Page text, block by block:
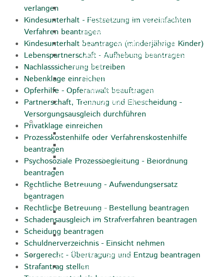
Pflegewohnhaus Haus Kielwein
Seniorenzentrum Heubach
VDK Ortsverband Heubach
Ökumenische Nachbarschaftshilfe
Heubach
Förderverein Altenhilfe Heubach e.V.
Seniorenwohnanlage Haus Hohgarten
Bischof Sproll Haus
Familie
Familienbüro
Sozialpädagogische Familienberatung
Kinderfest
Ferienprogramm
Jugend
Jugendbüro
Stadtjugendring
JIL
Betreuung & Bildung
Kindertagesstätten
verlangen
Kindesunterhalt - Festsetzung im vereinfachten
Verfahren beantragen
Kindesunterhalt beantragen (minderjährige Kinder)
Lebenspartnerschaft - Aufhebung beantragen
Nachlasssicherung betreiben
Nebenklage einreichen
Opferhilfe - Opferanwalt beauftragen
Partnerschaft, Trennung und Ehescheidung -
Versorgungsausgleich durchführen
Privatklage einreichen
Prozesskostenhilfe oder Verfahrenskostenhilfe
beantragen
Psychosoziale Prozessbegleitung - Beiordnung
beantragen
Rechtliche Betreuung - Aufwendungsersatz
beantragen
Rechtliche Betreuung - Bestellung beantragen
Schadensausgleich im Strafverfahren beantragen
Scheidung beantragen
Schuldnerverzeichnis - Einsicht nehmen
Sorgerecht - Übertragung und Entzug beantragen
Strafantrag stellen